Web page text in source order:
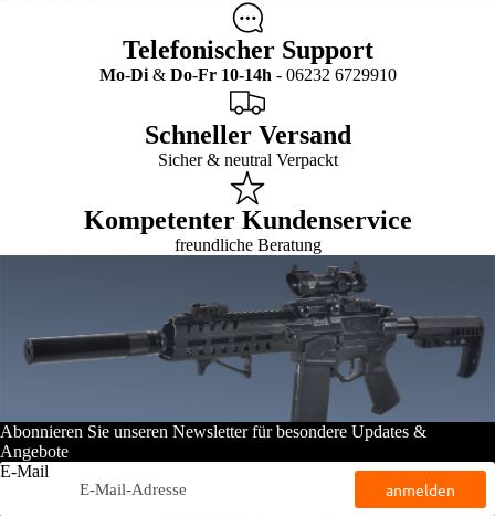
Telefonischer Support
Mo-Di& Do-Fr 10-14h - 06232 6729910
Schneller Versand
Sicher & neutral Verpackt
Kompetenter Kundenservice
freundliche Beratung
Abonnieren Sie unseren Newsletter für besondere Updates &
Angebote
E-Mail
anmelden